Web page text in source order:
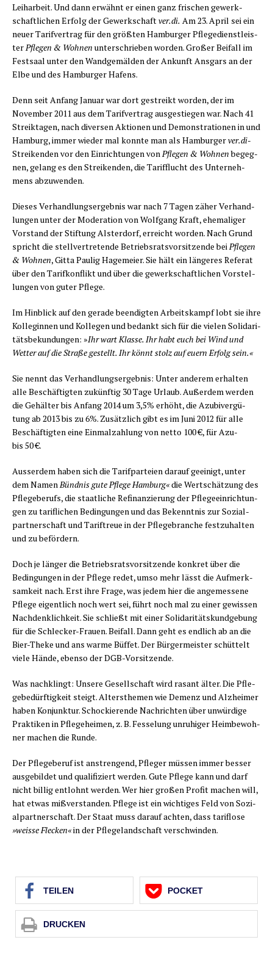
Leih­ar­beit. Und dann erwähnt er einen ganz fri­schen gewerk­
schaft­li­chen Erfolg der Gewerk­schaftver.di. Am 23. April sei ein
neu­er Tarif­ver­trag für den größ­ten Ham­bur­ger Pfle­ge­dienst­leis­
ter Pfle­gen & Woh­nen unter­schrie­ben wor­den. Gro­ßer Bei­fall im
Fest­saal unter den Wand­ge­mäl­den der Ankunft Ans­gars an der
Elbe und des Ham­bur­ger Hafens.
Denn seit Anfang Janu­ar war dort gestreikt wor­den, der im
Novem­ber 2011 aus dem Tarif­ver­trag aus­ge­stie­gen war. Nach 41
Streik­ta­gen, nach diver­sen Aktio­nen und Demons­tra­tio­nen in und
Ham­burg, immer wie­der mal konn­te man als Ham­bur­gerver.di-
Strei­ken­den vor den Ein­rich­tun­gen von Pfle­gen & Woh­nenbegeg­
nen, gelang es den Strei­ken­den, die Tarif­flucht des Unter­neh­
mens abzuwenden.
Die­ses Ver­hand­lungs­er­geb­nis war nach 7 Tagen zäher Ver­hand­
lun­gen unter der Mode­ra­ti­on von Wolf­gang Kraft, ehe­ma­li­ger
Vor­stand der Stif­tung Als­ter­dorf, erreicht wor­den. Nach Grund
spricht die stell­ver­tre­ten­de Betriebs­rats­vor­sit­zen­de bei Pfle­gen
& Woh­nen, Git­ta Pau­lig Hage­mei­er. Sie hält ein län­ge­res Refe­rat
über den Tarif­kon­flikt und über die gewerk­schaft­li­chen Vor­stel­
lun­gen von guter Pflege.
Im Hin­blick auf den gera­de been­dig­ten Arbeits­kampf lobt sie ihre
Kol­le­gin­nen und Kol­le­gen und bedankt sich für die vie­len Soli­da­ri­
täts­be­kun­dun­gen: »Ihr wart Klas­se. Ihr habt euch bei Wind und
Wet­ter auf die Stra­ße gestellt. Ihr könnt stolz auf euern Erfolg sein.«
Sie nennt das Ver­hand­lungs­er­geb­nis: Unter ande­rem erhal­ten
alle Beschäf­tig­ten zukünf­tig 30 Tage Urlaub. Außer­dem wer­den
die Gehäl­ter bis Anfang 2014 um 3,5% erhöht, die Azu­bi­ver­gü­
tung ab 2013 bis zu 6%. Zusätz­lich gibt es im Juni 2012 für alle
Beschäf­tig­ten eine Ein­mal­zah­lung von net­to 100 €, für Azu­
bis 50 €.
Aus­ser­dem haben sich die Tarif­par­tei­en dar­auf geei­nigt, unter
dem Namen Bünd­nis gute Pfle­ge Ham­burg«die Wert­schät­zung des
Pfle­ge­be­rufs, die staat­li­che Refi­nan­zie­rung der Pfle­ge­ein­rich­tun­
gen zu tarif­li­chen Bedin­gun­gen und das Bekennt­nis zur Sozi­al­
part­ner­schaft und Tarif­treue in der Pfle­ge­bran­che fest­zu­hal­ten
und zu befördern.
Doch je län­ger die Betriebs­rats­vor­sit­zen­de kon­kret über die
Bedin­gun­gen in der Pfle­ge redet, umso mehr lässt die Auf­merk­
sam­keit nach. Erst ihre Fra­ge, was jedem hier die ange­mes­se­ne
Pfle­ge eigent­lich noch wert sei, führt noch mal zu einer gewis­sen
Nach­denk­lich­keit. Sie schließt mit einer Soli­da­ri­täts­kund­ge­bung
für die Schle­cker-Frau­en. Bei­fall. Dann geht es end­lich ab an die
Bier-The­ke und ans war­me Büf­fet. Der Bür­ger­meis­ter schüt­telt
vie­le Hän­de, eben­so der DGB-Vorsitzende.
Was nach­klingt: Unse­re Gesell­schaft wird rasant älter. Die Pfle­
ge­be­dürf­tig­keit steigt. Alters­the­men wie Demenz und Alz­hei­mer
haben Kon­junk­tur. Scho­ckie­ren­de Nach­rich­ten über unwür­di­ge
Prak­ti­ken in Pfle­ge­hei­men, z. B. Fes­se­lung unru­hi­ger Heim­be­woh­
ner machen die Runde.
Der Pfle­ge­be­ruf ist anstren­gend, Pfle­ger müs­sen immer bes­ser
aus­ge­bil­det und qua­li­fi­ziert wer­den. Gute Pfle­ge kann und darf
nicht bil­lig ent­lohnt wer­den. Wer hier gro­ßen Pro­fit machen will,
hat etwas miß­ver­stan­den. Pfle­ge ist ein wich­ti­ges Feld von Sozi­
al­part­ner­schaft. Der Staat muss dar­auf ach­ten, dass tarif­lo­se
»weis­se Fle­cken«in der Pfle­ge­land­schaft verschwinden.
TEI­LEN POCKET
DRU­CKEN